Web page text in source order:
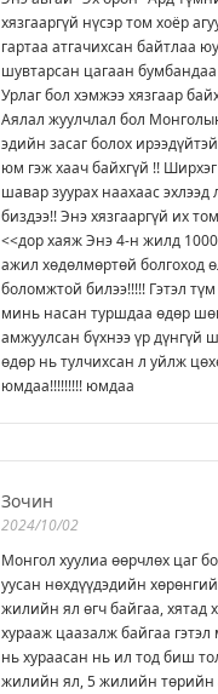
хязгааргүй нүсэр том хоёр
гартаа атгачихсан байтлаа
шувтарсан цагаан
Урлаг бол хэмжээ хязгаар
Аялал жуулчлал бол
эдийн засаг болох
юм гэж хаач байхгүй !! Ширхэг
шавар зуурах наахаас эхлээд
биздээ!! Энэ хязгааргүй их
<<дор хаяж Энэ 4-н жилд
ажил хөдөлмөртөй болгоход
боломжтой билээ!!!!! Гэтэл
минь насан туршдаа өдөр
амжуулсан бүхнээ үр дүнгүй
өдөр нь тулчихсан л уйлж
юмдаа!!!!!!!!! юмдаа
Зочин
2024/10/02
Монгол хуулиа өөрчлөх цаг
уусан нөхдүүдэдийн
жилийн ял өгч байгаа, хятад
хурааж цаазалж байгаа
нь хураасан нь ил тод биш
жилийн ял, 5 жилийн төрийн